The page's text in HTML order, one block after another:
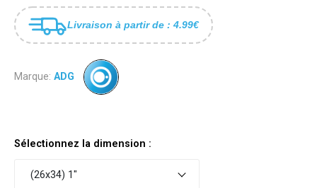
Livraison à partir de : 4.99€
Marque: ADG
Sélectionnez la dimension :
(26x34) 1"